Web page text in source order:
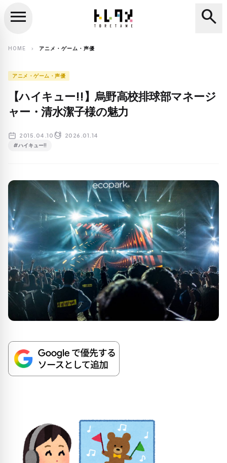
search
menu search
HOME chevron_right アニメ・ゲーム・声優
アニメ・ゲーム・声優
【ハイキュー!!】烏野高校排球部マネージ
ャー・清水潔子様の魅力
2015.04.10 2026.01.14
#ハイキュー!!